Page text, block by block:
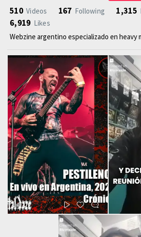
510 Videos 167 Following 1,315
6,919 Likes
Webzine argentino especializado en heavy